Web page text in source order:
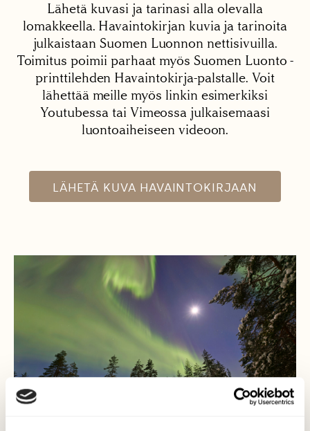
Lähetä kuvasi ja tarinasi alla olevalla
lomakkeella. Havaintokirjan kuvia ja tarinoita
julkaistaan Suomen Luonnon nettisivuilla.
Toimitus poimii parhaat myös Suomen Luonto -
printtilehden Havaintokirja-palstalle. Voit
lähettää meille myös linkin esimerkiksi
Youtubessa tai Vimeossa julkaisemaasi
luontoaiheiseen videoon.
LÄHETÄ KUVA HAVAINTOKIRJAAN